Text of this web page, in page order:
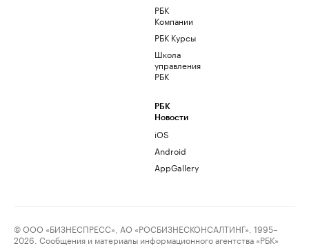
РБК
Компании
РБК Курсы
Школа
управления
РБК
РБК
Новости
iOS
Android
AppGallery
© ООО «БИЗНЕСПРЕСС», АО «РОСБИЗНЕСКОНСАЛТИНГ», 1995–
2026. Сообщения и материалы информационного агентства «РБК»